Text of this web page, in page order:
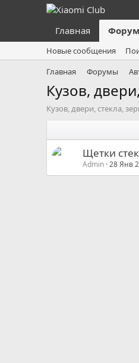
Главная
Новые сообщения
Главная
Форумы
Кузов,
Кузов, двери, стекла,
Щетки
Admin 28 Янв